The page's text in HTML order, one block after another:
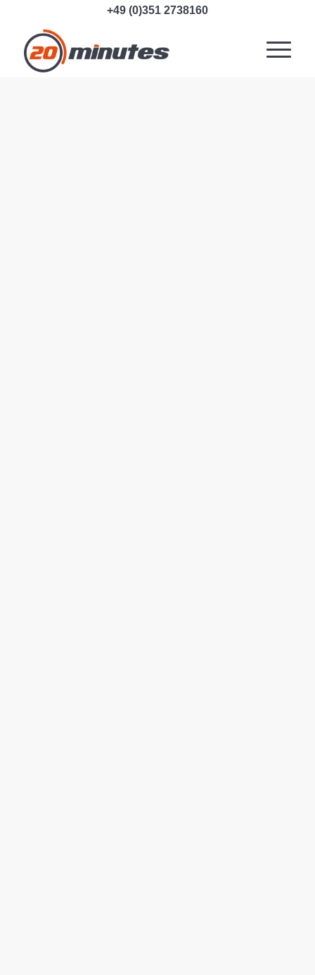
+49 (0)351 2738160